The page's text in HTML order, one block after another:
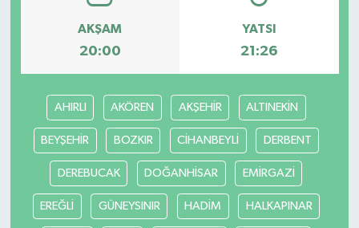
AKŞAM
20:00
YATSI
21:26
AHIRLI AKÖREN AKŞEHİR ALTINEKİN
BEYŞEHİR BOZKIR CİHANBEYLİ DERBENT
DEREBUCAK DOĞANHİSAR EMİRGAZİ
EREĞLİ GÜNEYSINIR HADİM HALKAPINAR